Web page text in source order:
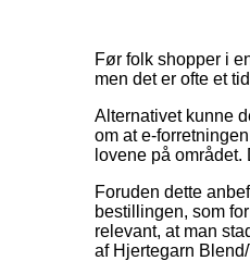
Før folk shopper i
men det er ofte et
Alternativet kunne
om at e-
lovene på
Foruden dette
bestillingen, som
relevant, at man
af Hjertegarn